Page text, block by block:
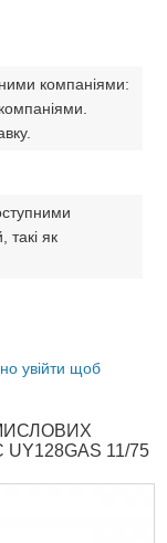
компаніями:
такі як
увійти щоб
11/75